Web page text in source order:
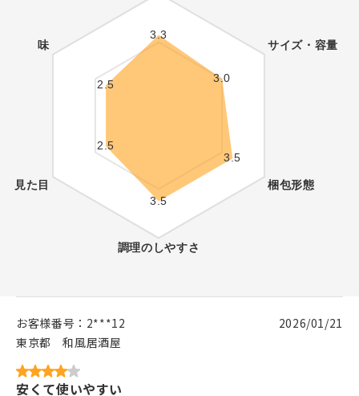
お客様番号： 2***12
東京都
和風居酒屋
2026/01/21
安くて使いやすい